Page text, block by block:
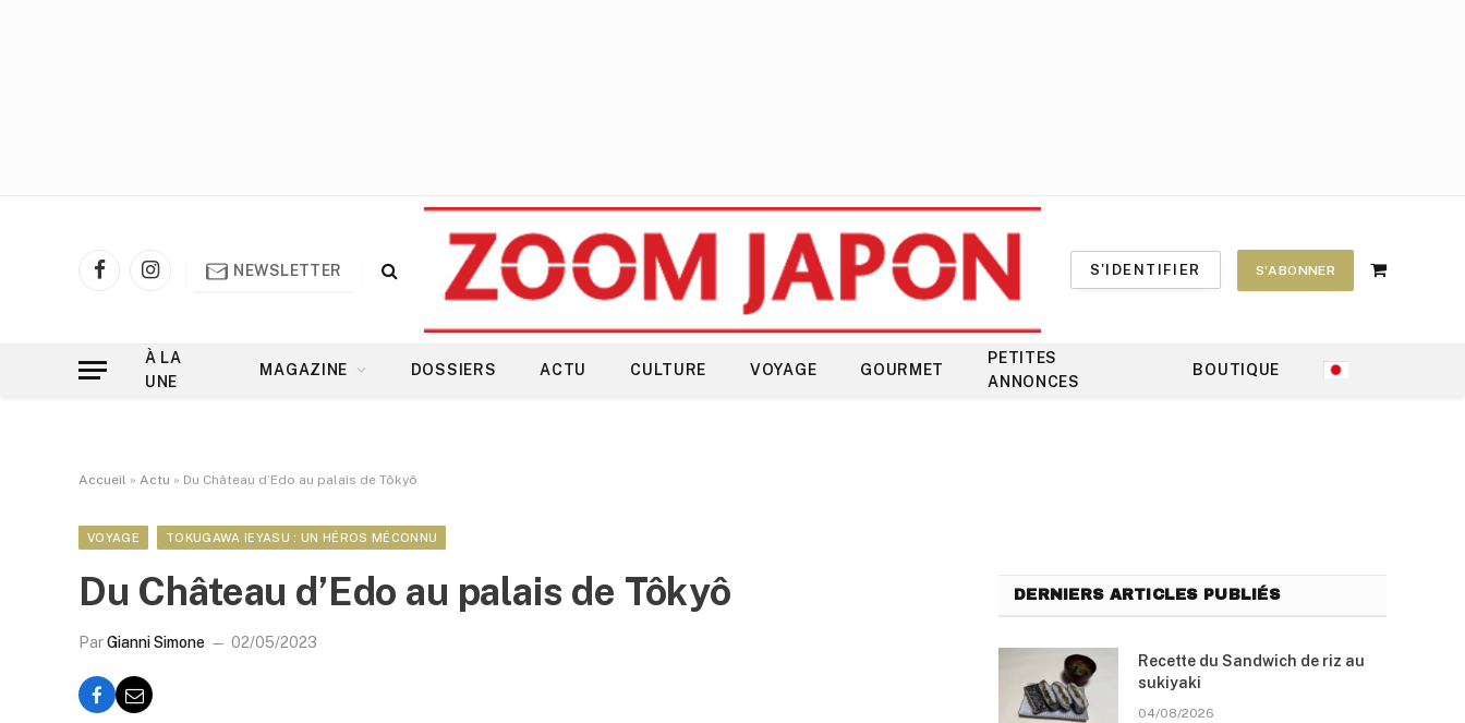
FacebookInstagram
NEWSLETTER S'IDENTIFIER S'ABONNER
Shopping
À LA
UNE
MAGAZINE DOSSIERS ACTU CULTURE VOYAGE GOURMET
PETITES
ANNONCES
BOUTIQUE
Accueil » Actu » Du Château d’Edo au palais de Tôkyô
VOYAGE TOKUGAWA IEYASU : UN HÉROS MÉCONNU
Du Château d’Edo au palais de Tôkyô
ParGianni Simone 02/05/2023
DERNIERS ARTICLES PUBLIÉS
Recette du Sandwich de riz au
sukiyaki
04/08/2026